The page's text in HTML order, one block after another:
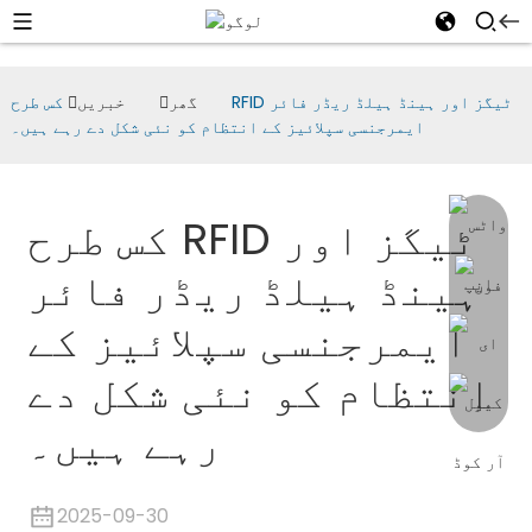
گھر خبریں
کس طرح RFID ٹیگز اور ہینڈ ہیلڈ ریڈر فائر
ایمرجنسی سپلائیز کے انتظام کو نئی شکل دے رہے ہیں۔
کس طرح RFID ٹیگز اور
ہینڈ ہیلڈ ریڈر فائر
ایمرجنسی سپلائیز کے
انتظام کو نئی شکل دے
رہے ہیں۔
2025-09-30